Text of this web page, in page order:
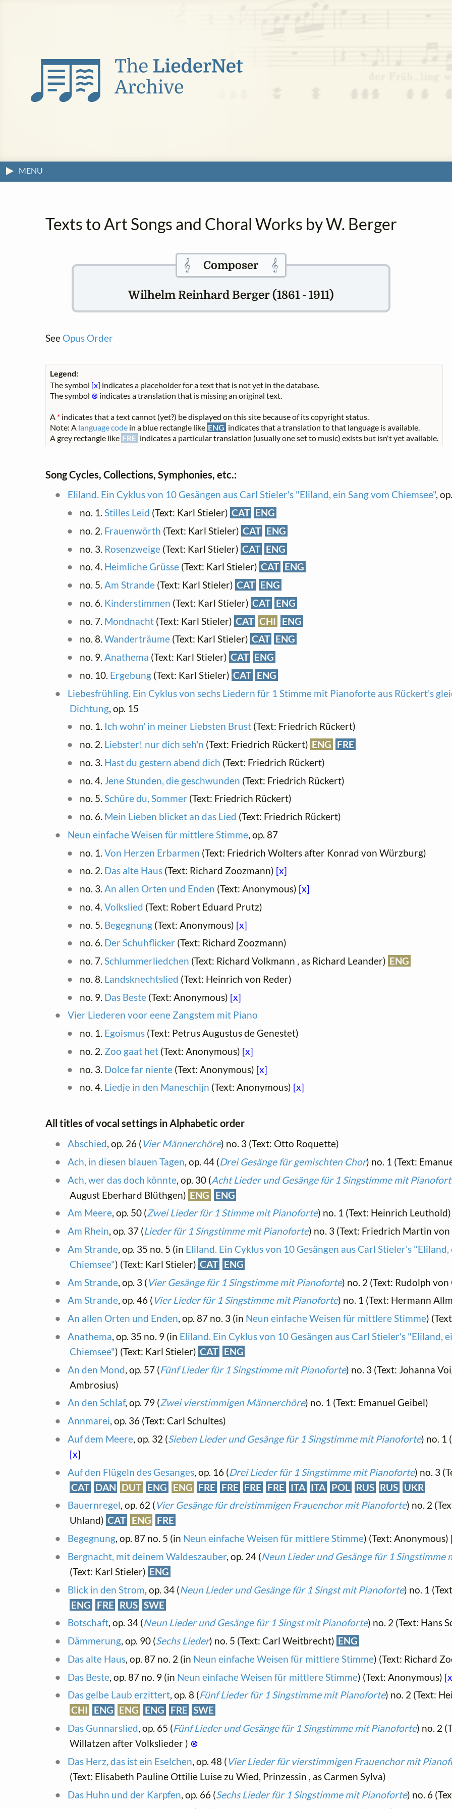
MENU
Texts to Art Songs and Choral Works by W. Berger
𝄞 Composer 𝄞
Wilhelm Reinhard Berger (1861 - 1911)
See Opus Order
Legend:
The symbol [x] indicates a placeholder for a text that is not yet in the database.
The symbol ⊗ indicates a translation that is missing an original text.
A * indicates that a text cannot (yet?) be displayed on this site because of its copyright status.
Note: A language code in a blue rectangle like ENG indicates that a translation to that language is available.
A grey rectangle like FRE indicates a particular translation (usually one set to music) exists but isn't yet available.
Song Cycles, Collections, Symphonies, etc.:
Eliland. Ein Cyklus von 10 Gesängen aus Carl Stieler's "Eliland, ein Sang vom Chiemsee",
no. 1. Stilles Leid (Text: Karl Stieler) CAT ENG
no. 2. Frauenwörth (Text: Karl Stieler) CAT ENG
no. 3. Rosenzweige(Text: Karl Stieler) CAT ENG
no. 4. Heimliche Grüsse(Text: Karl Stieler) CAT ENG
no. 5. Am Strande(Text: Karl Stieler) CAT ENG
no. 6. Kinderstimmen (Text: Karl Stieler) CAT ENG
no. 7. Mondnacht(Text: Karl Stieler) CAT CHI
ENG
no. 8. Wanderträume(Text: Karl Stieler) CAT ENG
no. 9. Anathema (Text: Karl Stieler) CAT ENG
no. 10. Ergebung(Text: Karl Stieler) CAT ENG
Liebesfrühling. Ein Cyklus von sechs Liedern für 1 Stimme mit Pianoforte aus Rückert's
Dichtung , op. 15
no. 1. Ich wohn' in meiner Liebsten Brust(Text: Friedrich Rückert)
no. 2. Liebster! nur dich seh'n (Text: Friedrich Rückert) ENG FRE
no. 3. Hast du gestern abend dich (Text: Friedrich Rückert)
no. 4. Jene Stunden, die geschwunden (Text: Friedrich Rückert)
no. 5. Schüre du, Sommer (Text: Friedrich Rückert)
no. 6. Mein Lieben blicket an das Lied (Text: Friedrich Rückert)
Neun einfache Weisen für mittlere Stimme, op. 87
no. 1. Von Herzen Erbarmen (Text: Friedrich Wolters after Konrad von Würzburg)
no. 2. Das alte Haus(Text: Richard Zoozmann) [x]
no. 3. An allen Orten und Enden (Text: Anonymous) [x]
no. 4. Volkslied (Text: Robert Eduard Prutz)
no. 5. Begegnung(Text: Anonymous) [x]
no. 6. Der Schuhflicker (Text: Richard Zoozmann)
no. 7. Schlummerliedchen (Text: Richard Volkmann , as Richard Leander) ENG
no. 8. Landsknechtslied (Text: Heinrich von Reder)
no. 9. Das Beste(Text: Anonymous) [x]
Vier Liederen voor eene Zangstem mit Piano
no. 1. Egoismus(Text: Petrus Augustus de Genestet)
no. 2. Zoo gaat het(Text: Anonymous) [x]
no. 3. Dolce far niente(Text: Anonymous) [x]
no. 4. Liedje in den Maneschijn (Text: Anonymous) [x]
All titles of vocal settings in Alphabetic order
Abschied, op. 26 (Vier Männerchöre) no. 3 (Text: Otto Roquette)
Ach, in diesen blauen Tagen, op. 44 (Drei Gesänge für gemischten Chor) no. 1 (Text:
Ach, wer das doch könnte, op. 30 (Acht Lieder und Gesänge für 1 Singstimme mit
August Eberhard Blüthgen) ENG
ENG
Am Meere, op. 50 (Zwei Lieder für 1 Stimme mit Pianoforte) no. 1 (Text: Heinrich Leuthold)
Am Rhein, op. 37 (Lieder für 1 Singstimme mit Pianoforte) no. 3 (Text: Friedrich Martin
Am Strande, op. 35 no. 5 (in Eliland. Ein Cyklus von 10 Gesängen aus Carl Stieler's "Eliland,
Chiemsee") (Text: Karl Stieler) CAT ENG
Am Strande, op. 3 (Vier Gesänge für 1 Singstimme mit Pianoforte) no. 2 (Text: Rudolph
Am Strande, op. 46 (Vier Lieder für 1 Singstimme mit Pianoforte) no. 1 (Text: Hermann
An allen Orten und Enden, op. 87 no. 3 (in Neun einfache Weisen für mittlere Stimme)
Anathema, op. 35 no. 9 (in Eliland. Ein Cyklus von 10 Gesängen aus Carl Stieler's "Eliland,
Chiemsee") (Text: Karl Stieler) CAT ENG
An den Mond , op. 57 (Fünf Lieder für 1 Singstimme mit Pianoforte) no. 3 (Text: Johanna
Ambrosius)
An den Schlaf, op. 79 (Zwei vierstimmigen Männerchöre) no. 1 (Text: Emanuel Geibel)
Annmarei, op. 36 (Text: Carl Schultes)
Auf dem Meere, op. 32 (Sieben Lieder und Gesänge für 1 Singstimme mit Pianoforte) no. 1
[x]
Auf den Flügeln des Gesanges, op. 16 (Drei Lieder für 1 Singstimme mit Pianoforte) no. 3
CAT DAN DUT ENG ENG FRE FRE FRE FRE ITA ITA POL RUS RUS UKR
Bauernregel, op. 62 (Vier Gesänge für dreistimmigen Frauenchor mit Pianoforte) no. 2
Uhland) CAT ENG FRE
Begegnung, op. 87 no. 5 (in Neun einfache Weisen für mittlere Stimme) (Text: Anonymous)
Bergnacht, mit deinem Waldeszauber, op. 24 (Neun Lieder und Gesänge für 1 Singstimme
(Text: Karl Stieler) ENG
Blick in den Strom , op. 34 (Neun Lieder und Gesänge für 1 Singst mit Pianoforte) no. 1
ENG
FRE RUS SWE
Botschaft, op. 34 (Neun Lieder und Gesänge für 1 Singst mit Pianoforte) no. 2 (Text: Hans
Dämmerung, op. 90 (Sechs Lieder) no. 5 (Text: Carl Weitbrecht) ENG
Das alte Haus, op. 87 no. 2 (in Neun einfache Weisen für mittlere Stimme) (Text: Richard
Das Beste, op. 87 no. 9 (in Neun einfache Weisen für mittlere Stimme) (Text: Anonymous)
Das gelbe Laub erzittert, op. 8 (Fünf Lieder für 1 Singstimme mit Pianoforte) no. 2 (Text:
CHI
ENG ENG ENG FRE SWE
Das Gunnarslied, op. 65 (Fünf Lieder und Gesänge für 1 Singstimme mit Pianoforte) no. 2
Willatzen after Volkslieder ) ⊗
Das Herz, das ist ein Eselchen, op. 48 (Vier Lieder für vierstimmigen Frauenchor mit
(Text: Elisabeth Pauline Ottilie Luise zu Wied, Prinzessin , as Carmen Sylva)
Das Huhn und der Karpfen , op. 66 (Sechs Lieder für 1 Singstimme mit Pianoforte) no. 6